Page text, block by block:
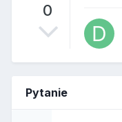
0
Pytanie